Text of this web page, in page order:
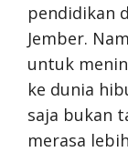
pendidikan
Jember.
untuk
ke dunia
saja bukan
merasa